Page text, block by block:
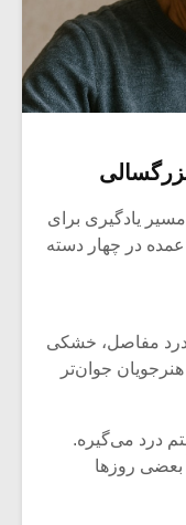
یادگیری برای
عمده در چهار دسته
درد مفاصل، خشکی
جوان‌تر
درد می‌گیره.
بعضی روزها